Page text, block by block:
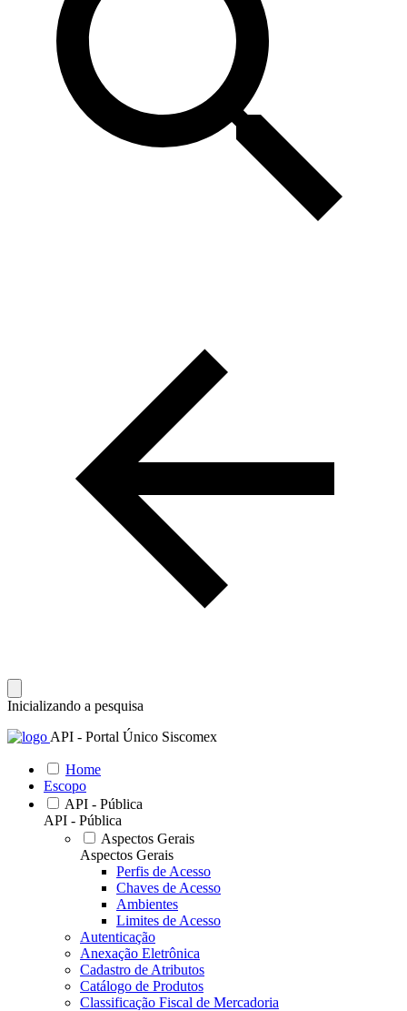
Inicializando a pesquisa
API - Portal Único Siscomex
Home
Escopo
API - Pública
API - Pública
Aspectos Gerais
Aspectos Gerais
Perfis de Acesso
Chaves de Acesso
Ambientes
Limites de Acesso
Autenticação
Anexação Eletrônica
Cadastro de Atributos
Catálogo de Produtos
Classificação Fiscal de Mercadoria